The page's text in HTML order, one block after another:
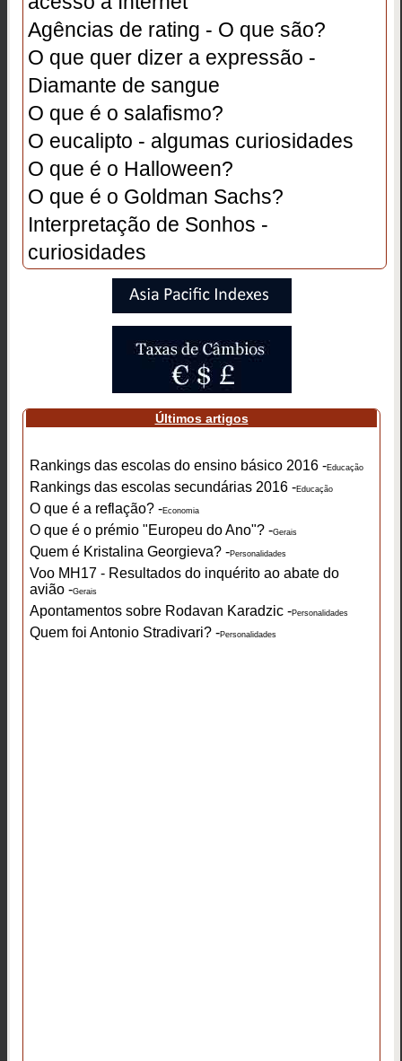
Agências de rating - O que são?
O que quer dizer a expressão -
Diamante de sangue
O que é o salafismo?
O eucalipto - algumas curiosidades
O que é o Halloween?
O que é o Goldman Sachs?
Interpretação de Sonhos -
curiosidades
Últimos artigos
Rankings das escolas do ensino básico 2016 -Educação
Rankings das escolas secundárias 2016 -Educação
O que é a reflação? -Economia
O que é o prémio "Europeu do Ano"? -Gerais
Quem é Kristalina Georgieva? -Personalidades
Voo MH17 - Resultados do inquérito ao abate do
avião -Gerais
Apontamentos sobre Rodavan Karadzic -Personalidades
Quem foi Antonio Stradivari? -Personalidades